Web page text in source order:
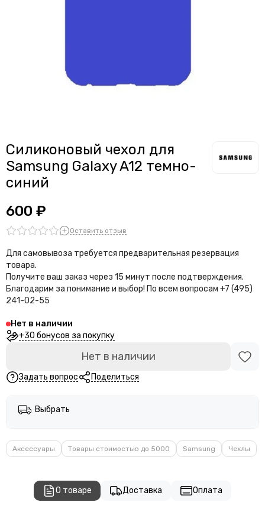
Силиконовый чехол для
Samsung Galaxy A12 темно-
синий
600 ₽
Оставить отзыв
Для самовывоза требуется предварительная резервация
товара.
Получите ваш заказ через 15 минут после подтверждения.
Благодарим за понимание и выбор! По всем вопросам +7 (495)
241-02-55
Нет в наличии
+30 бонусов за покупку
Нет в наличии
Задать вопрос Поделиться
Выбрать
Аксессуары Товары стоимостью до 5000 Samsung Чехлы
О товаре Доставка Оплата